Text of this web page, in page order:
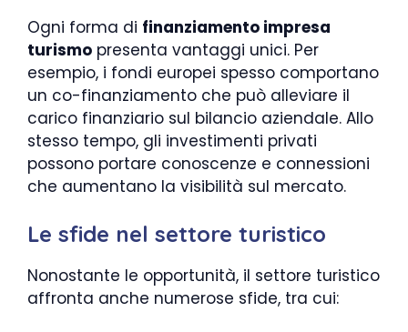
Ogni forma di finanziamento impresa
turismo presenta vantaggi unici. Per
esempio, i fondi europei spesso comportano
un co-finanziamento che può alleviare il
carico finanziario sul bilancio aziendale. Allo
stesso tempo, gli investimenti privati
possono portare conoscenze e connessioni
che aumentano la visibilità sul mercato.
Le sfide nel settore turistico
Nonostante le opportunità, il settore turistico
affronta anche numerose sfide, tra cui: